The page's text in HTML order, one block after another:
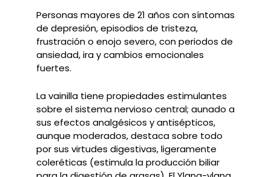
Personas mayores de 21 años con síntomas
de depresión, episodios de tristeza,
frustración o enojo severo, con periodos de
ansiedad, ira y cambios emocionales
fuertes.
La vainilla tiene propiedades estimulantes
sobre el sistema nervioso central; aunado a
sus efectos analgésicos y antisépticos,
aunque moderados, destaca sobre todo
por sus virtudes digestivas, ligeramente
coleréticas (estimula la producción biliar